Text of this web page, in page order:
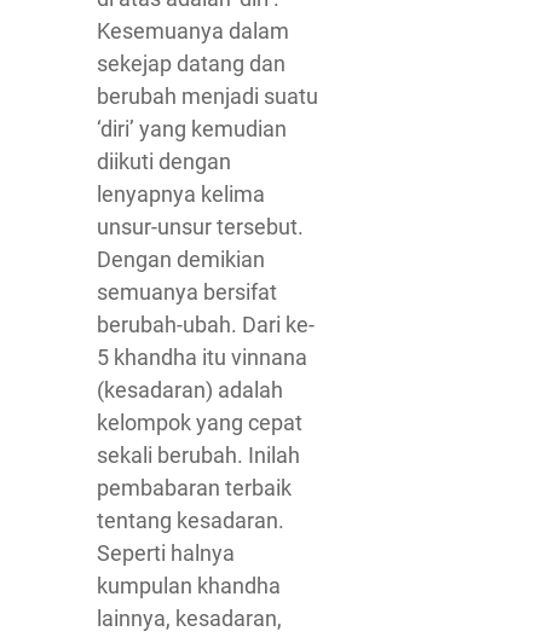
Kesemuanya dalam
sekejap datang dan
berubah menjadi suatu
‘diri’ yang kemudian
diikuti dengan
lenyapnya kelima
unsur-unsur tersebut.
Dengan demikian
semuanya bersifat
berubah-ubah. Dari ke-
5 khandha itu vinnana
(kesadaran) adalah
kelompok yang cepat
sekali berubah. Inilah
pembabaran terbaik
tentang kesadaran.
Seperti halnya
kumpulan khandha
lainnya, kesadaran,